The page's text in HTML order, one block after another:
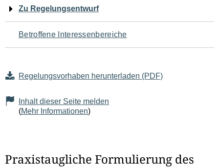
den
Seiteninhalt
Zu Regelungsentwurf
Betroffene Interessenbereiche
Regelungsvorhaben herunterladen (PDF)
Inhalt dieser Seite melden
(Mehr Informationen)
Praxistaugliche Formulierung des